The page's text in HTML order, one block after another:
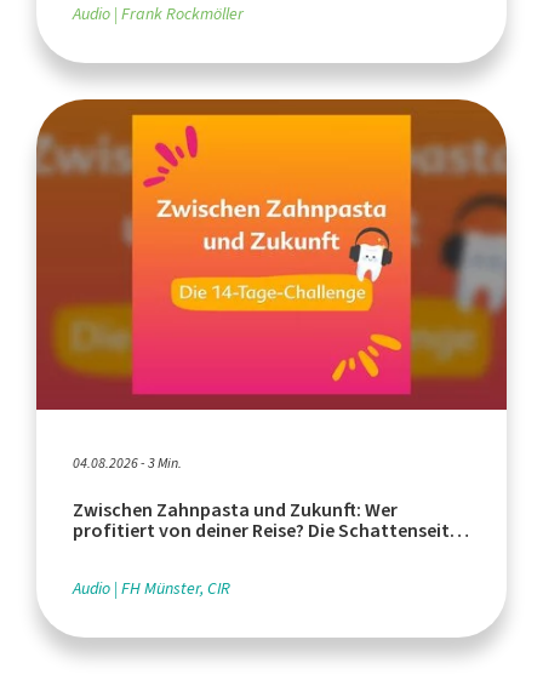
Audio Frank Rockmöller
04.08.2026 - 3 Min.
Zwischen Zahnpasta und Zukunft: Wer
profitiert von deiner Reise? Die Schattenseiten
Audio FH Münster, CIR